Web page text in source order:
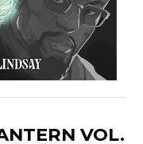
VOL.